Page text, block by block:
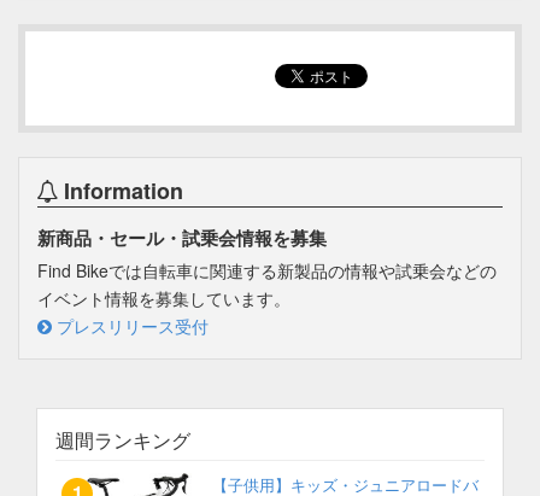
Information
新商品・セール・試乗会情報を募集
Find Bikeでは自転車に関連する新製品の情報や試乗会などの
イベント情報を募集しています。
プレスリリース受付
週間ランキング
【子供用】キッズ・ジュニアロードバ